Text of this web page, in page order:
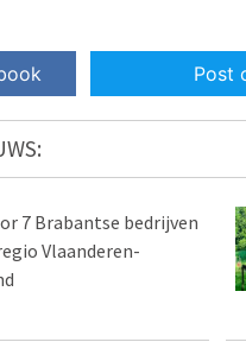
Post
7 Brabantse bedrijven
Vlaanderen-